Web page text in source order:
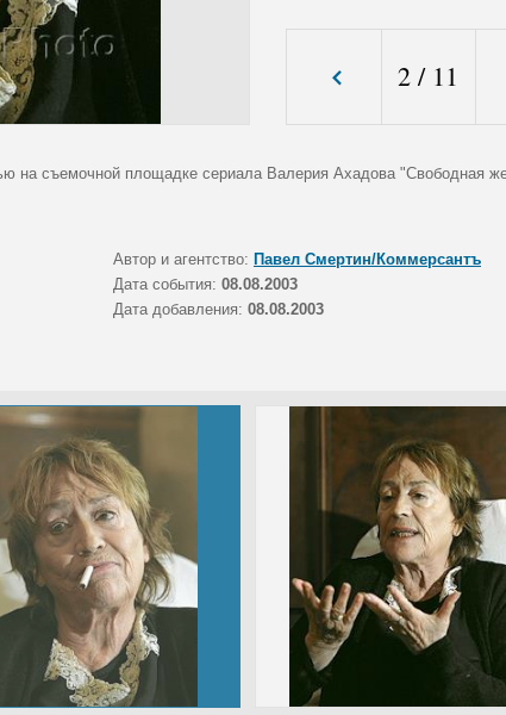
2 / 11
на съемочной площадке сериала Валерия Ахадова "Свободная
Автор и агентство: Павел Смертин/Коммерсантъ
Дата события: 08.08.2003
Дата добавления: 08.08.2003